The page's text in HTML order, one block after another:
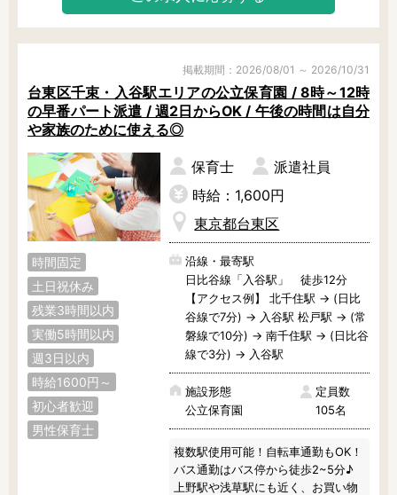
掲載期間：2026/08/01 ～ 2026/10/31
台東区千束・入谷駅エリアの公立保育園 / 8時～12時
の早番パート派遣 / 週2日からOK / 午後の時間は自分
や家族のために使える◎
時間固定
土日祝休み
残業3時間以内
実働5時間以内
週3日以内
時給1600円～
初心者歓迎
男性保育士
保育士
派遣社員
時給：1,600円
東京都台東区
沿線・最寄駅
日比谷線「入谷駅」 徒歩12分
【アクセス例】 北千住駅 → (日比
谷線で7分) → 入谷駅 松戸駅 → (常
磐線で10分) → 南千住駅 → (日比谷
線で3分) → 入谷駅
施設形態
公立保育園
定員数
105名
複数駅使用可能！自転車通勤もOK！
バス通勤はバス停から徒歩2~5分♪
上野駅や浅草駅にも近く、お買い物